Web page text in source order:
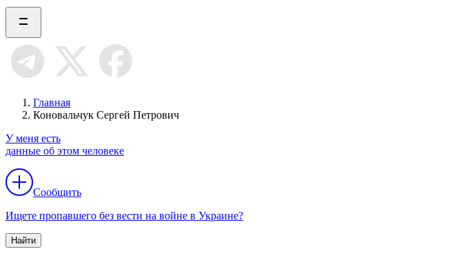
Главная
Коновальчук Сергей Петрович
У меня есть
данные об этом человеке
Сообщить
Ищете пропавшего без вести на войне в Украине?
Найти